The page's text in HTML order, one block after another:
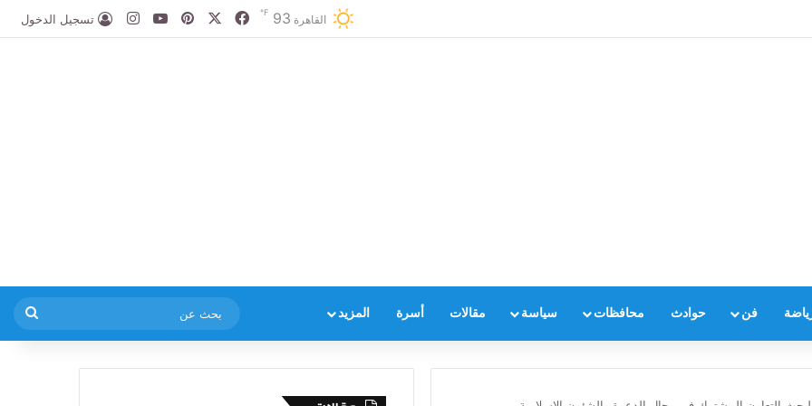
القاهرة 93
℉ فيسبوك بينتيريست‫YouTubeانستقرامتسجيل الدخول
فن حوادث محافظات سياسة مقالات أسرة المزيد
عن